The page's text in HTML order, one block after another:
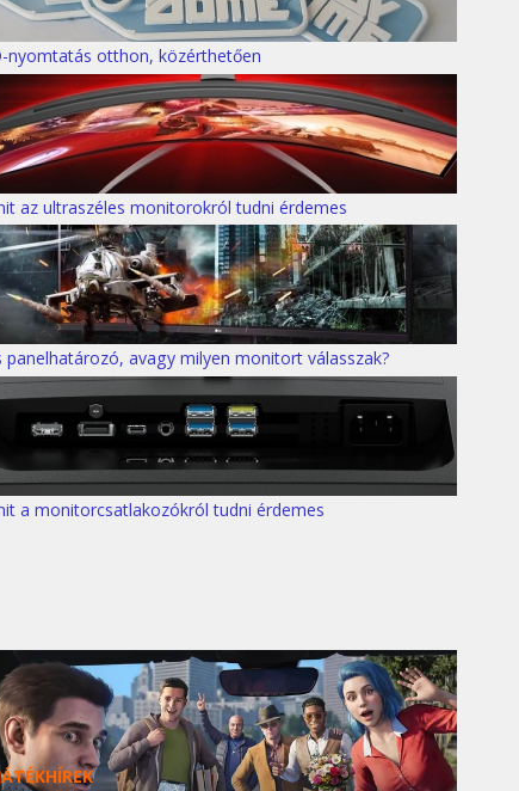
nyomtatás otthon, közérthetően
az ultraszéles monitorokról tudni érdemes
panelhatározó, avagy milyen monitort válasszak?
a monitorcsatlakozókról tudni érdemes